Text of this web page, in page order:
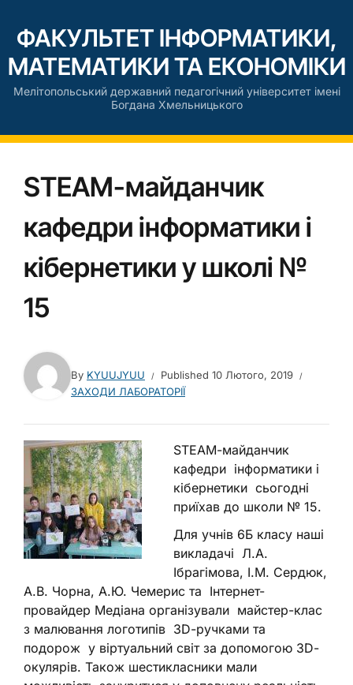
ФАКУЛЬТЕТ ІНФОРМАТИКИ,
МАТЕМАТИКИ ТА ЕКОНОМІКИ
Мелітопольський державний педагогічний університет імені
Богдана Хмельницького
STEAM-майданчик
кафедри інформатики і
кібернетики у школі №
15
By KYUUJYUU Published 10 Лютого, 2019
ЗАХОДИ ЛАБОРАТОРІЇ
STEAM-майданчик
кафедри інформатики і
кібернетики сьогодні
приїхав до школи № 15.
Для учнів 6Б класу наші
викладачі Л.А.
Ібрагімова, І.М. Сердюк,
А.В. Чорна, А.Ю. Чемерис та Інтернет-
провайдер Медіана організували майстер-клас
з малювання логотипів 3D-ручками та
подорож у віртуальний світ за допомогою 3D-
окулярів. Також шестикласники мали